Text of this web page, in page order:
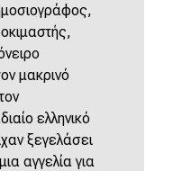
μακρινό
ελληνικό
ξεγελάσει
αγγελία για